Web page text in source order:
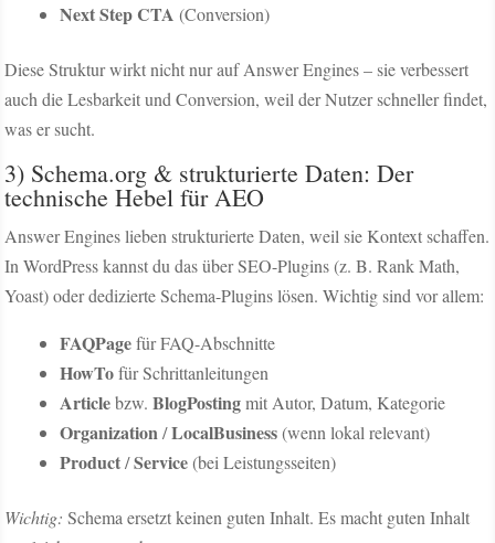
Next Step CTA (Conversion)
Diese Struktur wirkt nicht nur auf Answer Engines – sie verbessert
auch die Lesbarkeit und Conversion, weil der Nutzer schneller findet,
was er sucht.
3) Schema.org & strukturierte Daten: Der
technische Hebel für AEO
Answer Engines lieben strukturierte Daten, weil sie Kontext schaffen.
In WordPress kannst du das über SEO-Plugins (z. B. Rank Math,
Yoast) oder dedizierte Schema-Plugins lösen. Wichtig sind vor allem:
FAQPagefür FAQ-Abschnitte
HowTofür Schrittanleitungen
Articlebzw.BlogPostingmit Autor, Datum, Kategorie
Organization/LocalBusiness(wenn lokal relevant)
Product/Service(bei Leistungsseiten)
Wichtig: Schema ersetzt keinen guten Inhalt. Es macht guten Inhalt